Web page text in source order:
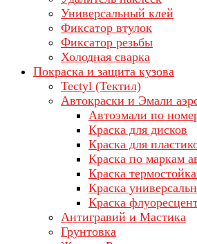
Универсальный клей
Фиксатор втулок
Фиксатор резьбы
Холодная сварка
Покраска и защита кузова
Tectyl (Тектил)
Автокраски и Эмали
Автоэмали по
Краска для дисков
Краска для
Краска по маркам
Краска
Краска
Краска
Антигравий и Мастика
Грунтовка